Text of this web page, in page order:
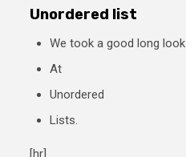
Unordered list
We took a good long look
At
Unordered
Lists.
[hr]